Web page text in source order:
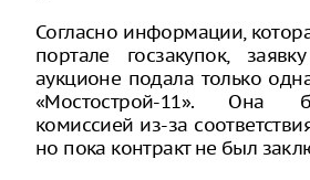
Согласно информации,
портале госзакупок,
аукционе подала только
«Мостострой-11». Она
комиссией из-за
но пока контракт не был